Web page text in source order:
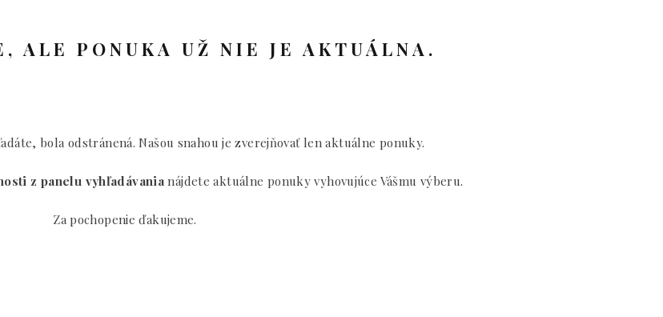
ALE PONUKA UŽ NIE JE AKTUÁLNA.
bola odstránená. Našou snahou je zverejňovať len aktuálne ponuky.
z panelu vyhľadávania nájdete aktuálne ponuky vyhovujúce Vášmu výberu.
Za pochopenie ďakujeme.